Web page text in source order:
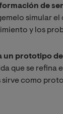
de
simular
y los
un prototipo
que se refina
sirve como